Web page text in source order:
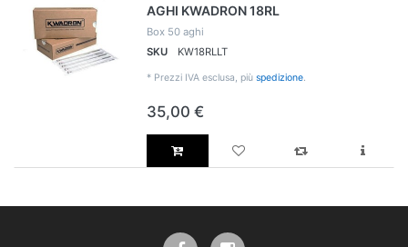
AGHI KWADRON 18RL
Box 50 aghi
SKU
KW18RLLT
* Prezzi IVA esclusa, più spedizione.
35,00 €